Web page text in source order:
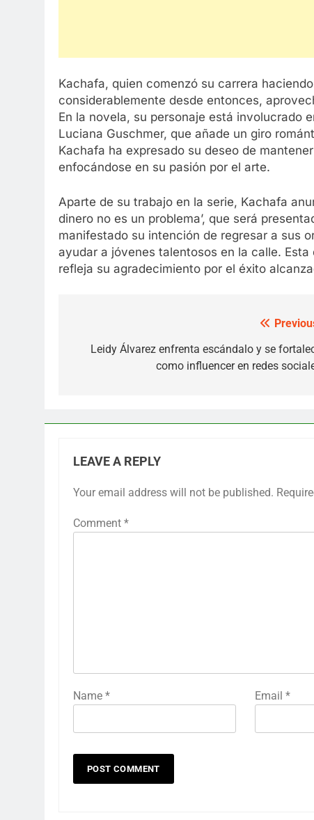
Kachafa, quien comenzó su carrera
considerablemente desde entonces,
En la novela, su personaje está involucrado
Luciana Guschmer, que añade un giro
Kachafa ha expresado su deseo de
enfocándose en su pasión por el arte.
Aparte de su trabajo en la serie, Kachafa
dinero no es un problema’, que será
manifestado su intención de regresar a sus
ayudar a jóvenes talentosos en la calle.
refleja su agradecimiento por el éxito
navigation
Leidy Álvarez enfrenta escándalo y se
como influencer en redes
LEAVE A REPLY
Your email address will not be published.
Comment *
Name * Email *